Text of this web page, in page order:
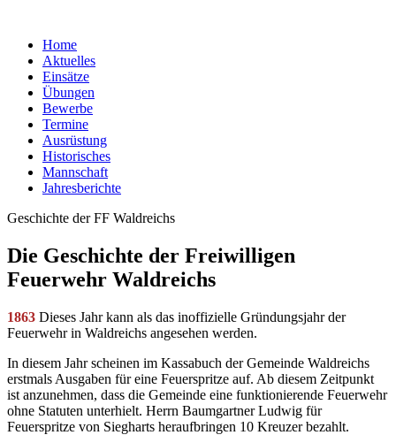
Home
Aktuelles
Einsätze
Übungen
Bewerbe
Termine
Ausrüstung
Historisches
Mannschaft
Jahresberichte
Geschichte der FF Waldreichs
Die Geschichte der Freiwilligen
Feuerwehr Waldreichs
1863 Dieses Jahr kann als das inoffizielle Gründungsjahr der
Feuerwehr in Waldreichs angesehen werden.
In diesem Jahr scheinen im Kassabuch der Gemeinde Waldreichs
erstmals Ausgaben für eine Feuerspritze auf. Ab diesem Zeitpunkt
ist anzunehmen, dass die Gemeinde eine funktionierende Feuerwehr
ohne Statuten unterhielt. Herrn Baumgartner Ludwig für
Feuerspritze von Siegharts heraufbringen 10 Kreuzer bezahlt.